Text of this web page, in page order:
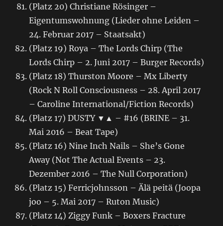
(Platz 20) Christiane Rösinger –
Eigentumswohnung (Lieder ohne Leiden –
24. Februar 2017 – Staatsakt)
(Platz 19) Roya – The Lords Chirp (The
Lords Chirp – 2. Juni 2017 – Burger Records)
(Platz 18) Thurston Moore – Mx Liberty
(Rock N Roll Consciousness – 28. April 2017
– Caroline International/Fiction Records)
(Platz 17) DUSTY ▼▲ – #16 (BRINE – 31.
Mai 2016 – Beat Tape)
(Platz 16) Nine Inch Nails – She’s Gone
Away (Not The Actual Events – 23.
Dezember 2016 – The Null Corporation)
(Platz 15) Ferricjohnsson – Älä peitä (Joopa
joo – 5. Mai 2017 – Ruton Music)
(Platz 14) Ziggy Funk – Boxers Fracture